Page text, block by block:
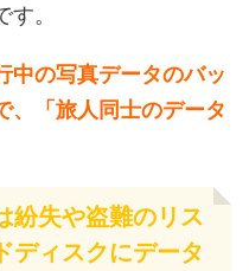
。
中の写真データのバッ
、「旅人同士のデータ
紛失や盗難のリス
ディスクにデータ